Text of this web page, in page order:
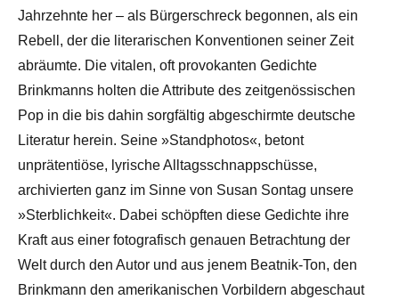
Jahrzehnte her – als Bürgerschreck begonnen, als ein
Rebell, der die literarischen Konventionen seiner Zeit
abräumte. Die vitalen, oft provokanten Gedichte
Brinkmanns holten die Attribute des zeitgenössischen
Pop in die bis dahin sorgfältig abgeschirmte deutsche
Literatur herein. Seine »Standphotos«, betont
unprätentiöse, lyrische Alltagsschnappschüsse,
archivierten ganz im Sinne von Susan Sontag unsere
»Sterblichkeit«. Dabei schöpften diese Gedichte ihre
Kraft aus einer fotografisch genauen Betrachtung der
Welt durch den Autor und aus jenem Beatnik-Ton, den
Brinkmann den amerikanischen Vorbildern abgeschaut